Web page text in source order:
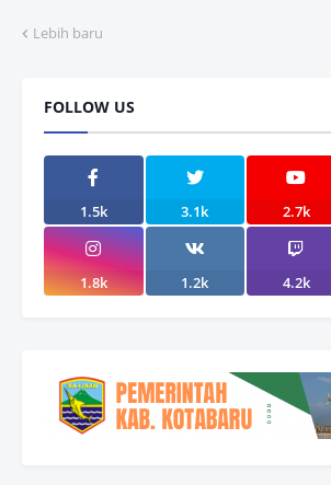
Lebih baru
FOLLOW US
1.5k 3.1k 2.7k
1.8k 1.2k 4.2k